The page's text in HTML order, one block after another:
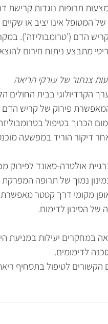
תרופות נוגדות קרישת
המטופל אינו יציב או
הדם ('טרומבוליזה').
מתבצע ניתוח חירום
צנתור של עורקי הריאה
הקרדיולוגי בבית החולים
פירוק של קריש הדם
הכרוך בטיפול
דיקור הוריד במפשעה
נמוך של תרופה
מקומי דרך קטטר מאפשרת
הסיכון לדימום.
במחקרים יעילות במניעת
לדימומים.
הקשורים לטיפול בתסחיף